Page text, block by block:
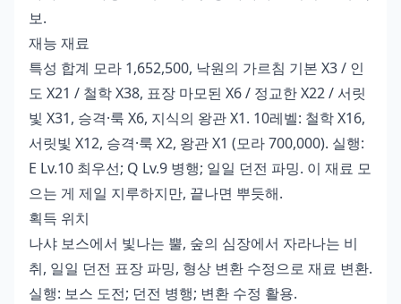
보.
재능 재료
특성 합계 모라 1,652,500, 낙원의 가르침 기본 X3 / 인
도 X21 / 철학 X38, 표장 마모된 X6 / 정교한 X22 / 서릿
빛 X31, 승격·룩 X6, 지식의 왕관 X1. 10레벨: 철학 X16,
서릿빛 X12, 승격·룩 X2, 왕관 X1 (모라 700,000). 실행:
E Lv.10 최우선; Q Lv.9 병행; 일일 던전 파밍. 이 재료 모
으는 게 제일 지루하지만, 끝나면 뿌듯해.
획득 위치
나샤 보스에서 빛나는 뿔, 숲의 심장에서 자라나는 비
취, 일일 던전 표장 파밍, 형상 변환 수정으로 재료 변환.
실행: 보스 도전; 던전 병행; 변환 수정 활용.